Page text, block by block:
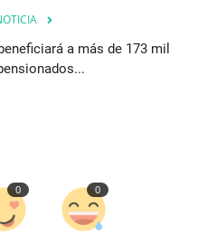
a más de 173 mil
0 0